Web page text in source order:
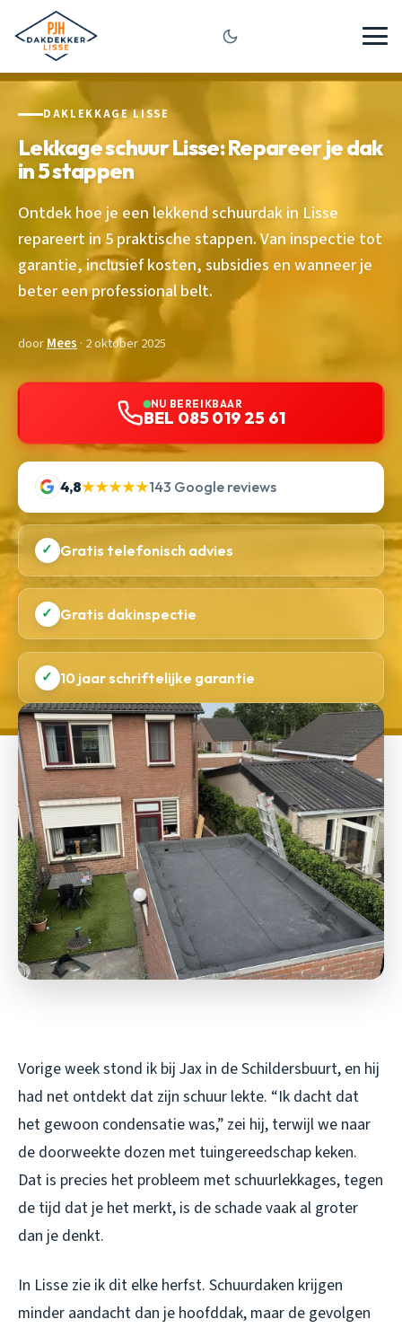
DAKLEKKAGE LISSE
Lekkage schuur Lisse: Repareer je dak
in 5 stappen
Ontdek hoe je een lekkend schuurdak in Lisse
repareert in 5 praktische stappen. Van inspectie tot
garantie, inclusief kosten, subsidies en wanneer je
beter een professional belt.
doorMees · 2 oktober 2025
NU BEREIKBAAR
BEL 085 019 25 61
4,8★★★★★143 Google reviews
✓ Gratis telefonisch advies
✓ Gratis dakinspectie
✓ 10 jaar schriftelijke garantie
Vorige week stond ik bij Jax in de Schildersbuurt, en hij
had net ontdekt dat zijn schuur lekte. “Ik dacht dat
het gewoon condensatie was,” zei hij, terwijl we naar
de doorweekte dozen met tuingereedschap keken.
Dat is precies het probleem met schuurlekkages, tegen
de tijd dat je het merkt, is de schade vaak al groter
dan je denkt.
In Lisse zie ik dit elke herfst. Schuurdaken krijgen
minder aandacht dan je hoofddak, maar de gevolgen